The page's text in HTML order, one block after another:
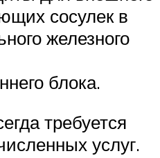
сосулек в
железного
блока.
требуется
услуг.